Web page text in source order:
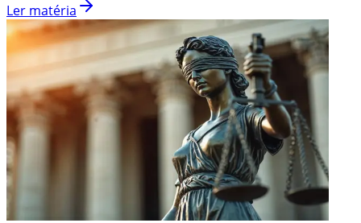
Ler matéria